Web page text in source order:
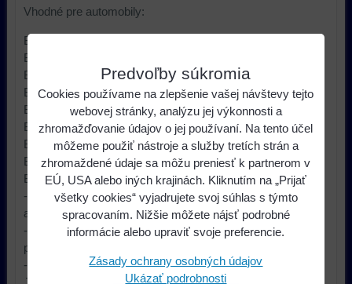
Vhodné pre automobily:
BMW 1 [E87] (2004- 2013)
BMW 3 [E90] (3 / 2005-2 / 2012)
BMW 3 [E91] (9 / 2005-2 / 2012)
BMW 3 [E92] (9 / 2006-2 / 2012)
BMW 3 [E93] (3 / 2007-2 / 2012)
BMW 5 [E60] (2004-2012)
BMW 6 (2005->)
BMW 7 [E65] (2005->)
BMW Mini (2006->)
- Pre automobily s BMW autorádiom Business Profesional
a OEM parkovacími snímačmi / bez iDrive
- Ovládacie funkcie palubného počítača a OEM
parkovacích snímačov zostanú zachované
- Pre aftermarket autorádiá Sony, Kenwood, Panasonic,
Predvoľby súkromia
Cookies používame na zlepšenie vašej návštevy tejto
webovej stránky, analýzu jej výkonnosti a
zhromažďovanie údajov o jej používaní. Na tento účel
môžeme použiť nástroje a služby tretích strán a
zhromaždené údaje sa môžu preniesť k partnerom v
EÚ, USA alebo iných krajinách. Kliknutím na „Prijať
všetky cookies“ vyjadrujete svoj súhlas s týmto
spracovaním. Nižšie môžete nájsť podrobné
informácie alebo upraviť svoje preferencie.
Zásady ochrany osobných údajov
Ukázať podrobnosti